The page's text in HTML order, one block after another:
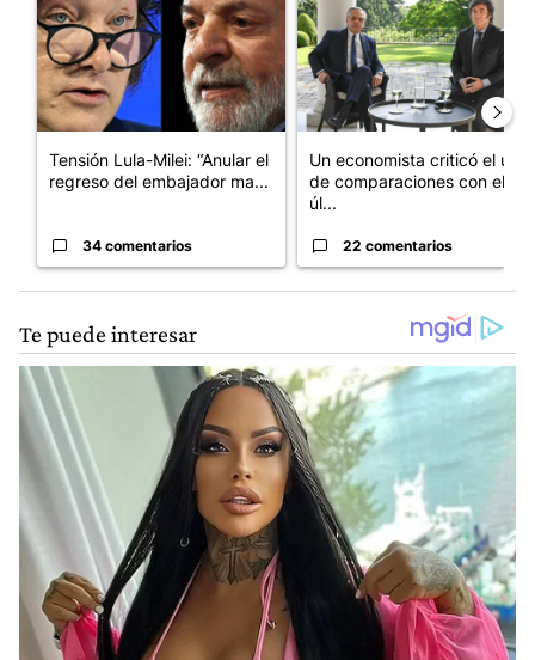
Tensión Lula-Milei: “Anular el
regreso del embajador ma...
34 comentarios
Un economista criticó el uso
de comparaciones con el
úl...
22 comentarios